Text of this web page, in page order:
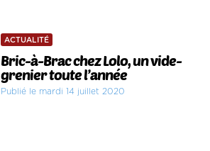
ACTUALITÉ
Bric-à-Brac chez Lolo, un vide-
grenier toute l’année
Publié le mardi 14 juillet 2020